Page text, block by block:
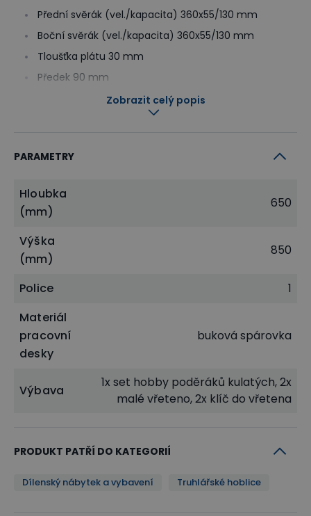
Přední svěrák (vel./kapacita) 360x55/130 mm
Boční svěrák (vel./kapacita) 360x55/130 mm
Tloušťka plátu 30 mm
Předek 90 mm
23 děr pro poděrákyZobrazit celý popis
PARAMETRY
Hloubka
(mm)
650
Výška
(mm)
850
Police
1
Materiál
pracovní
desky
buková spárovka
Výbava
1x set hobby poděráků kulatých, 2x
malé vřeteno, 2x klíč do vřetena
PRODUKT PATŘÍ DO KATEGORIÍ
Dílenský nábytek a vybavení Truhlářské hoblice